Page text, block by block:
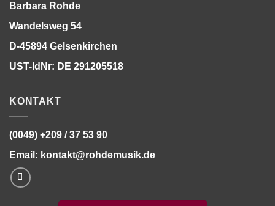
Barbara Rohde
Wandelsweg 54
D-45894 Gelsenkirchen
UST-IdNr: DE 291205518
KONTAKT
(0049) +209 / 37 53 90
Email: kontakt@rohdemusik.de